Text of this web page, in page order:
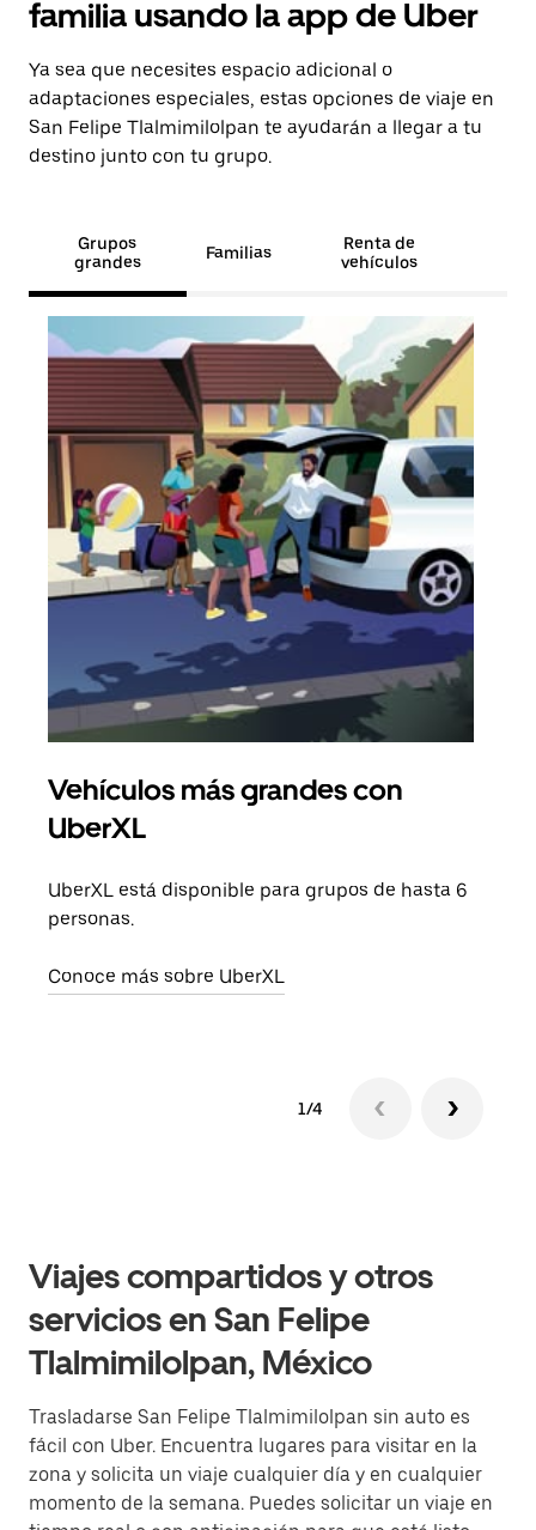
familia usando la app de Uber
Ya sea que necesites espacio adicional o
adaptaciones especiales, estas opciones de viaje en
San Felipe Tlalmimilolpan te ayudarán a llegar a tu
destino junto con tu grupo.
Grupos
grandes
Familias
Renta de
vehículos
Vehículos más grandes con
UberXL
UberXL está disponible para grupos de hasta 6
personas.
Conoce más sobre UberXL
1/4
Viajes compartidos y otros
servicios en San Felipe
Tlalmimilolpan, México
Trasladarse San Felipe Tlalmimilolpan sin auto es
fácil con Uber. Encuentra lugares para visitar en la
zona y solicita un viaje cualquier día y en cualquier
momento de la semana. Puedes solicitar un viaje en